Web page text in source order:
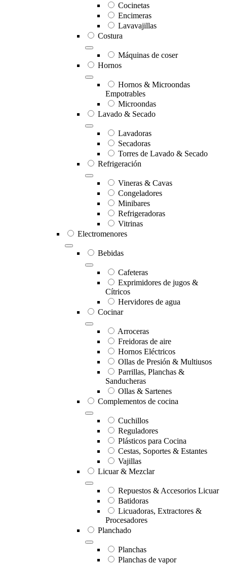
Cocinetas
Encimeras
Lavavajillas
Costura
Máquinas de coser
Hornos
Hornos & Microondas
Empotrables
Microondas
Lavado & Secado
Lavadoras
Secadoras
Torres de Lavado & Secado
Refrigeración
Vineras & Cavas
Congeladores
Minibares
Refrigeradoras
Vitrinas
Electromenores
Bebidas
Cafeteras
Exprimidores de jugos &
Cítricos
Hervidores de agua
Cocinar
Arroceras
Freidoras de aire
Hornos Eléctricos
Ollas de Presión & Multiusos
Parrillas, Planchas &
Sanducheras
Ollas & Sartenes
Complementos de cocina
Cuchillos
Reguladores
Plásticos para Cocina
Cestas, Soportes & Estantes
Vajillas
Licuar & Mezclar
Repuestos & Accesorios Licuar
Batidoras
Licuadoras, Extractores &
Procesadores
Planchado
Planchas
Planchas de vapor